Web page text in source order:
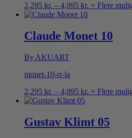
2,295 kr. – 4,095 kr. Prisinterval:
4,095 kr.
+ Flere
Claude Monet 10
By AKUART
monet-10-rr-la
2,295 kr. – 4,095 kr. Prisinterval:
4,095 kr.
+ Flere
Gustav Klimt 05